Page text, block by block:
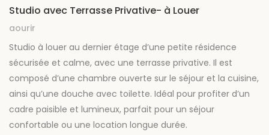
Studio avec Terrasse Privative- à Louer
aourir
Studio à louer au dernier étage d’une petite résidence
sécurisée et calme, avec une terrasse privative. Il est
composé d’une chambre ouverte sur le séjour et la cuisine,
ainsi qu’une douche avec toilette. Idéal pour profiter d’un
cadre paisible et lumineux, parfait pour un séjour
confortable ou une location longue durée.